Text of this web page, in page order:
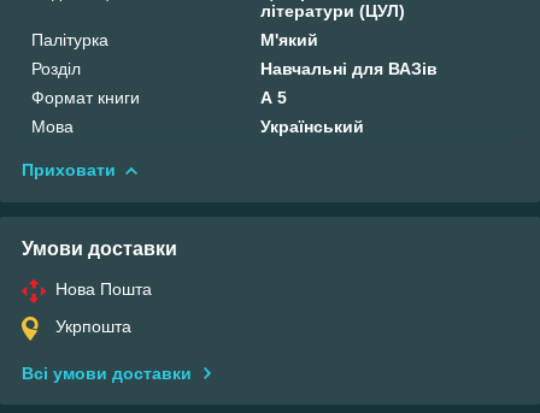
літератури (ЦУЛ)
Палітурка
М'який
Розділ
Навчальні для ВАЗів
Формат книги
А 5
Мова
Український
Приховати
Умови доставки
Нова Пошта
Укрпошта
Всі умови доставки